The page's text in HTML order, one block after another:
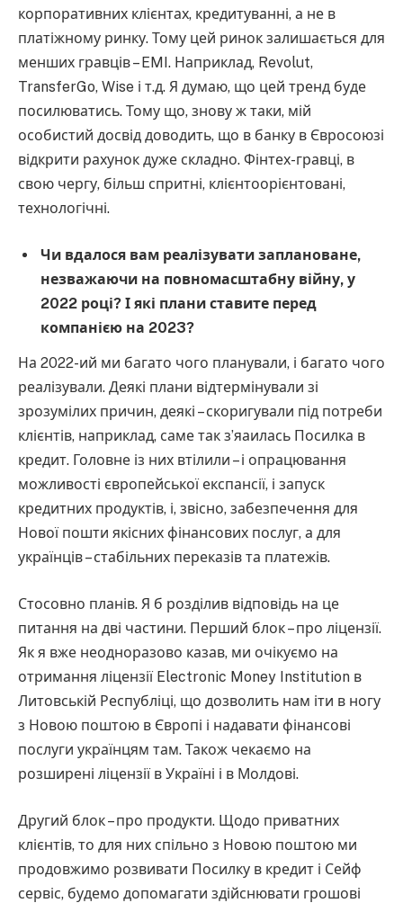
корпоративних клієнтах, кредитуванні, а не в
платіжному ринку. Тому цей ринок залишається для
менших гравців – EMI. Наприклад, Revolut,
TransferGo, Wise і т.д. Я думаю, що цей тренд буде
посилюватись. Тому що, знову ж таки, мій
особистий досвід доводить, що в банку в Євросоюзі
відкрити рахунок дуже складно. Фінтех-гравці, в
свою чергу, більш спритні, клієнтоорієнтовані,
технологічні.
Чи вдалося вам реалізувати заплановане,
незважаючи на повномасштабну війну, у
2022 році? І які плани ставите перед
компанією на 2023?
На 2022-ий ми багато чого планували, і багато чого
реалізували. Деякі плани відтермінували зі
зрозумілих причин, деякі – скоригували під потреби
клієнтів, наприклад, саме так зʼяаилась Посилка в
кредит. Головне із них втілили – і опрацювання
можливості європейської експансії, і запуск
кредитних продуктів, і, звісно, забезпечення для
Нової пошти якісних фінансових послуг, а для
українців – стабільних переказів та платежів.
Стосовно планів. Я б розділив відповідь на це
питання на дві частини. Перший блок – про ліцензії.
Як я вже неодноразово казав, ми очікуємо на
отримання ліцензії Electronic Money Institution в
Литовській Республіці, що дозволить нам іти в ногу
з Новою поштою в Європі і надавати фінансові
послуги українцям там. Також чекаємо на
розширені ліцензії в Україні і в Молдові.
Другий блок – про продукти. Щодо приватних
клієнтів, то для них спільно з Новою поштою ми
продовжимо розвивати Посилку в кредит і Сейф
сервіс, будемо допомагати здійснювати грошові